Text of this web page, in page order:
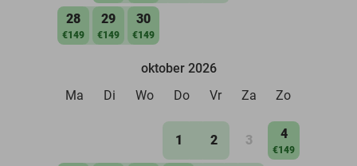
28
€149
29
€149
30
€149
oktober 2026
Ma
Di Wo Do Vr Za Zo
1 2 3 4
€149